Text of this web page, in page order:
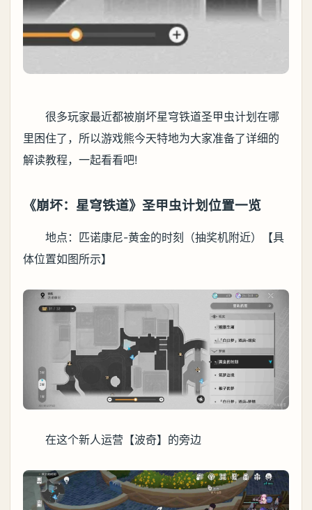
很多玩家最近都被崩坏星穹铁道圣甲虫计划在哪
里困住了，所以游戏熊今天特地为大家准备了详细的
解读教程，一起看看吧!
《崩坏：星穹铁道》圣甲虫计划位置一览
地点：匹诺康尼-黄金的时刻（抽奖机附近）【具
体位置如图所示】
在这个新人运营【波奇】的旁边